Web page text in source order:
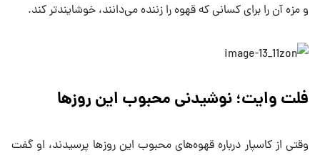
و مزه آن را برای کسانی که قهوه را زننده می‌دانند، خوشایندتر کند.
فلت وایت؛ نوشیدنی محبوب این روزها
وقتی از کاسپار درباره قهوه‌های محبوب این روزها پرسیدند، او گفت